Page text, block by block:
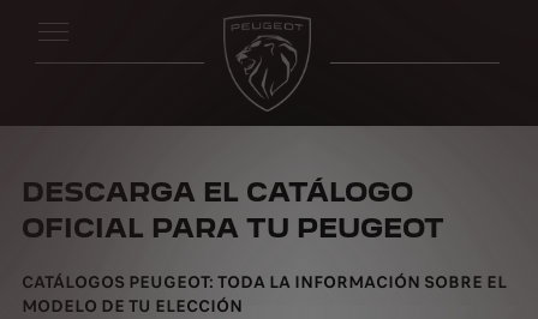
DESCARGA EL CATÁLOGO
OFICIAL PARA TU PEUGEOT
CATÁLOGOS PEUGEOT: TODA LA INFORMACIÓN SOBRE EL
MODELO DE TU ELECCIÓN